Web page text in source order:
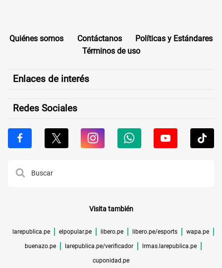
Quiénes somos Contáctanos
Políticas y Estándares
Términos de uso
Enlaces de interés
Redes Sociales
Visita también
larepublica.pe elpopular.pe libero.pe libero.pe/esports wapa.pe
buenazo.pe larepublica.pe/verificador lrmas.larepublica.pe
cuponidad.pe